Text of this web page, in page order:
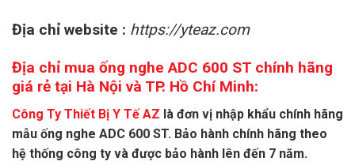
Địa chỉ website : https://yteaz.com
Địa chỉ mua ống nghe ADC 600 ST chính hãng
giá rẻ tại Hà Nội và TP. Hồ Chí Minh:
Công Ty Thiết Bị Y Tế AZ là đơn vị nhập khẩu chính hãng
mẫu ống nghe ADC 600 ST. Bảo hành chính hãng theo
hệ thống công ty và được bảo hành lên đến 7 năm.